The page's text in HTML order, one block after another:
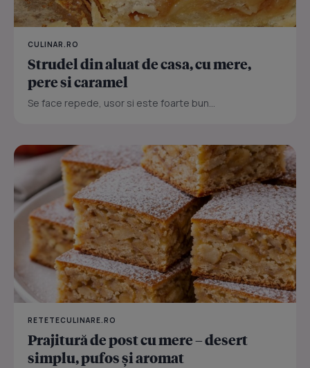
CULINAR.RO
Strudel din aluat de casa, cu mere,
pere si caramel
Se face repede, usor si este foarte bun...
RETETECULINARE.RO
Prajitură de post cu mere – desert
simplu, pufos și aromat